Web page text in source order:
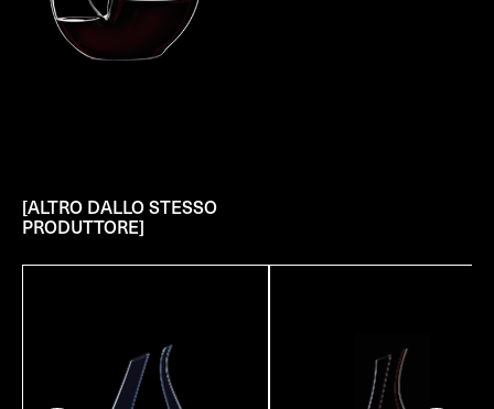
[ALTRO DALLO STESSO
PRODUTTORE]